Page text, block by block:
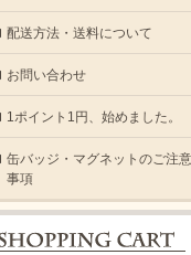
配送方法・送料について
お問い合わせ
1ポイント1円、始めました。
缶バッジ・マグネットのご注意
事項